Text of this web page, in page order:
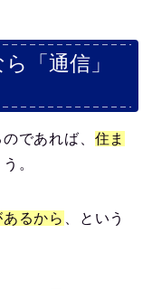
「通信」
であれば、 住ま
。
るから
、という